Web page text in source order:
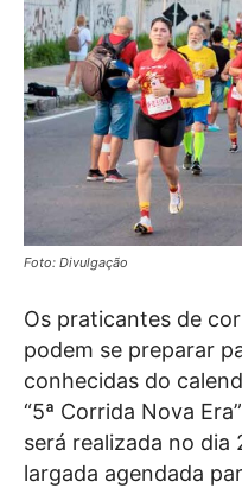
Foto: Divulgação
Os praticantes de
podem se preparar
conhecidas do
“5ª Corrida Nova
será realizada no dia
largada agendada